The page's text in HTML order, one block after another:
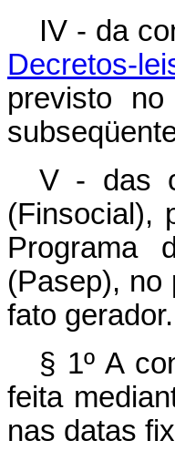
IV - da
Decretos-
previsto no
V - das
(Finsocial),
Programa
(Pasep), no
fato gerador.
§ 1º A
feita
nas datas